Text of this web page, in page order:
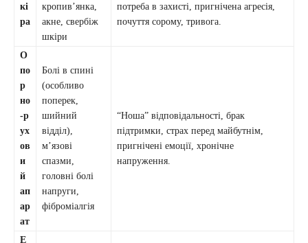
кі
ра
кропив’янка,
акне, свербіж
шкіри
потреба в захисті, пригнічена агресія,
почуття сорому, тривога.
О
по
р
но
-р
ух
ов
и
й
ап
ар
ат
Болі в спині
(особливо
поперек,
шийний
відділ),
м’язові
спазми,
головні болі
напруги,
фіброміалгія
“Ноша” відповідальності, брак
підтримки, страх перед майбутнім,
пригнічені емоції, хронічне
напруження.
Е